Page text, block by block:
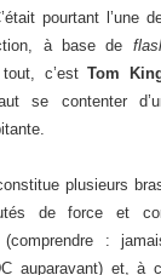
pourtant l’une
à base de
tout, c’estTom
se contenter
plusieurs
de force et
:
auparavant) et, à